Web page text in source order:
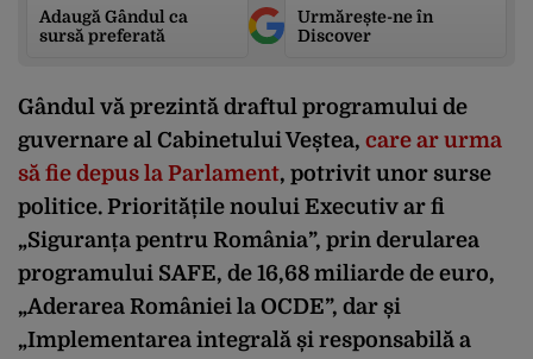
Adaugă Gândul ca
sursă preferată
Urmărește-ne în
Discover
Gândul vă prezintă draftul programului de
guvernare al Cabinetului Veștea, care ar urma
să fie depus la Parlament, potrivit unor surse
politice. Prioritățile noului Executiv ar fi
„Siguranța pentru România”, prin derularea
programului SAFE, de 16,68 miliarde de euro,
„Aderarea României la OCDE”, dar și
„Implementarea integrală și responsabilă a